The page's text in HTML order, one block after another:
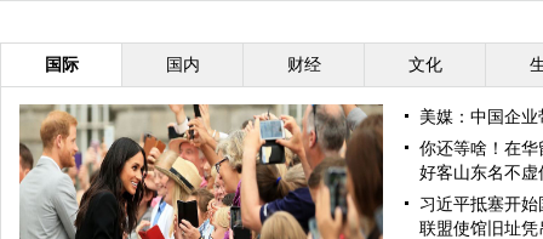
国际 国内 财经 文化
美媒：中国企
你还等啥！在
好客山东名不虚
习近平抵塞开
联盟使馆旧址凭